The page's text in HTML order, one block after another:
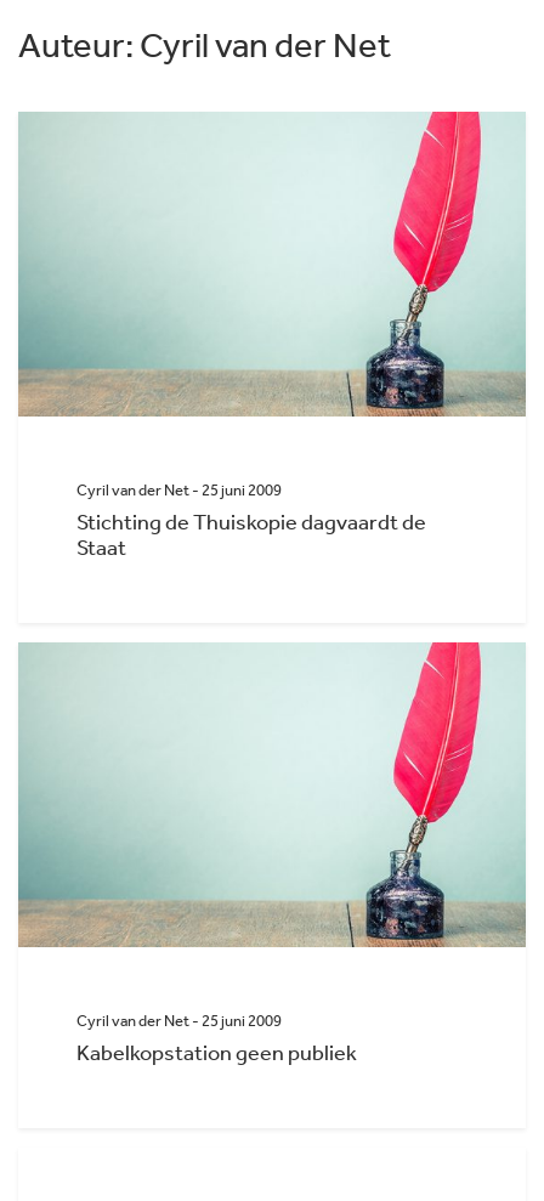
Auteur: Cyril van der Net
Cyril van der Net - 25 juni 2009
Stichting de Thuiskopie dagvaardt de
Staat
Cyril van der Net - 25 juni 2009
Kabelkopstation geen publiek